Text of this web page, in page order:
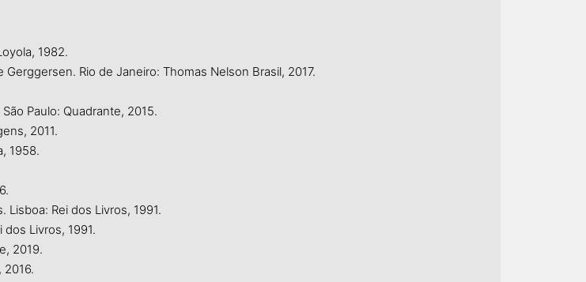
1982.
Rio de Janeiro: Thomas Nelson Brasil, 2017.
Paulo: Quadrante, 2015.
2011.
1958.
Lisboa: Rei dos Livros, 1991.
dos Livros, 1991.
2019.
2016.